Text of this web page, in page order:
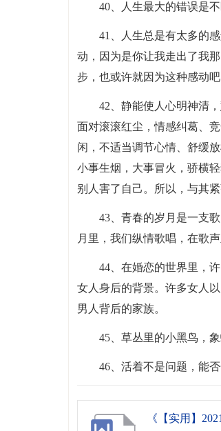
40、人生最大的错误是不
41、人生总是有太多的
动，因为是你让我走出了我
步，也或许就因为这种感动吧
42、静能使人心明神清
面对滚滚红尘，情感纠葛、
闲，不适当调节心情、舒缓
小事生烟，大事冒火，骄横
别人害了自己。所以，与其
43、青春的岁月是一支
月里，我们纵情歌唱，在歌
44、在婚恋的世界里，
女人身后的背景。许多女人
男人背后的家族。
45、草丛里的小黑鸟，
46、活着不是问题，能
《【实用】